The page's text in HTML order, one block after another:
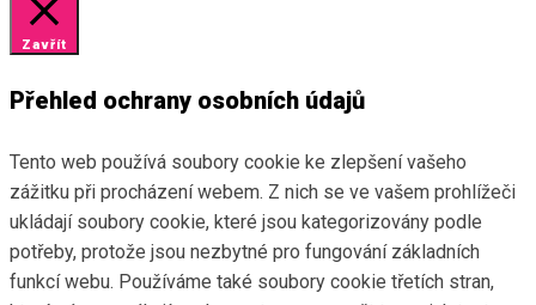
Zavřít
Přehled ochrany osobních údajů
Tento web používá soubory cookie ke zlepšení vašeho
zážitku při procházení webem. Z nich se ve vašem prohlížeči
ukládají soubory cookie, které jsou kategorizovány podle
potřeby, protože jsou nezbytné pro fungování základních
funkcí webu. Používáme také soubory cookie třetích stran,